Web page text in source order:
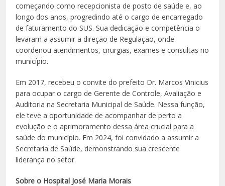
começando como recepcionista de posto de saúde e, ao
longo dos anos, progredindo até o cargo de encarregado
de faturamento do SUS. Sua dedicação e competência o
levaram a assumir a direção de Regulação, onde
coordenou atendimentos, cirurgias, exames e consultas no
município.
Em 2017, recebeu o convite do prefeito Dr. Marcos Vinicius
para ocupar o cargo de Gerente de Controle, Avaliação e
Auditoria na Secretaria Municipal de Saúde. Nessa função,
ele teve a oportunidade de acompanhar de perto a
evolução e o aprimoramento dessa área crucial para a
saúde do município. Em 2024, foi convidado a assumir a
Secretaria de Saúde, demonstrando sua crescente
liderança no setor.
Sobre o Hospital José Maria Morais